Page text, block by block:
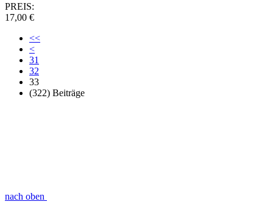
PREIS:
17,00 €
<<
<
31
32
33
(322) Beiträge
nach oben